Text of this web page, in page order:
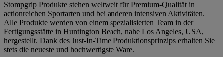
Stompgrip Produkte stehen weltweit für Premium-Qualität in
actionreichen Sportarten und bei anderen intensiven Aktivitäten.
Alle Produkte werden von einem spezialisierten Team in der
Fertigungsstätte in Huntington Beach, nahe Los Angeles, USA,
hergestellt. Dank des Just-In-Time Produktionsprinzips erhalten Sie
stets die neueste und hochwertigste Ware.